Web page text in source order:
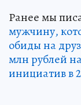
Ранее мы
мужчину,
обиды на
млн рублей
инициатив в